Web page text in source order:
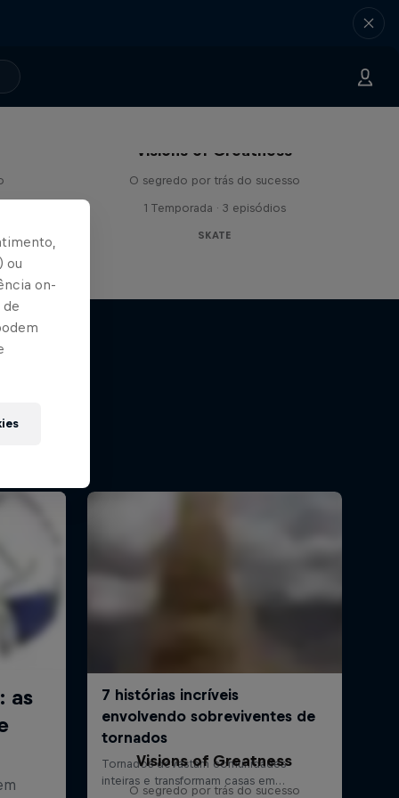
Visions of Greatness
O segredo por trás do sucesso
1 Temporada · 3 episódios
SKATE
Visions of Greatness
O segredo por trás do sucesso
ou
on-
de